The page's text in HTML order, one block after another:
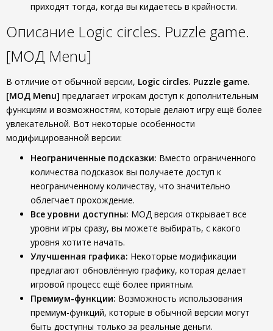
приходят тогда, когда вы кидаетесь в крайности.
Описание Logic circles. Puzzle game.
[МОД Menu]
B отличие от обычной версии, Logic circles. Puzzle game.
[МОД Menu] предлагает игрокам доступ к дополнительным
функциям и возможностям, которые делают игру ещё более
увлекательной. Вот некоторые особенности
модифицированной версии:
Неограниченные подсказки: Вместо ограниченного
количества подсказок вы получаете доступ к
неограниченному количеству, что значительно
облегчает прохождение.
Все уровни доступны: МОД версия открывает все
уровни игры сразу, вы можете выбирать, с какого
уровня хотите начать.
Улучшенная графика: Некоторые модификации
предлагают обновлённую графику, которая делает
игровой процесс ещё более приятным.
Премиум-функции: Возможность использования
премиум-функций, которые в обычной версии могут
быть доступны только за реальные деньги.